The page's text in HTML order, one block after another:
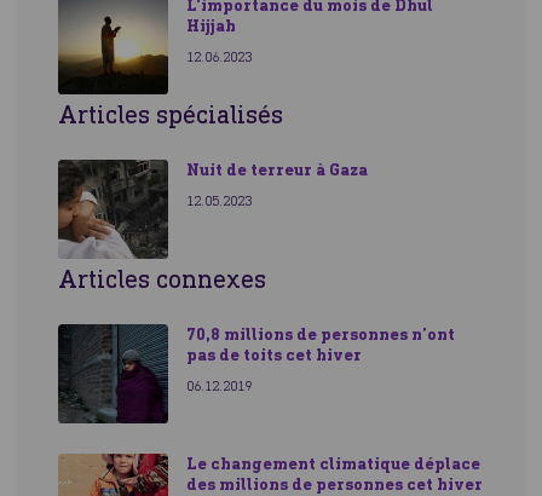
L'importance du mois de Dhul
Hijjah
12.06.2023
Articles spécialisés
Nuit de terreur à Gaza
12.05.2023
Articles connexes
70,8 millions de personnes n’ont
pas de toits cet hiver
06.12.2019
Le changement climatique déplace
des millions de personnes cet hiver